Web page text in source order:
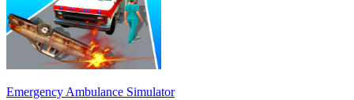
Emergency Ambulance Simulator